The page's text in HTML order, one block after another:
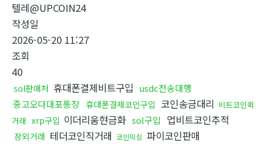
텔레@UPCOIN24
작성일
2026-05-20 11:27
조회
40
sol판매처 휴대폰결제비트구입 usdc전송대행
중고오다대포통장 휴대폰결제코인구입 코인송금대리 비트코인퀵
거래 xrp구입 이더리움현금화 sol구입 업비트코인추적
장외거래 테더코인직거래 코인믹싱 파이코인판매